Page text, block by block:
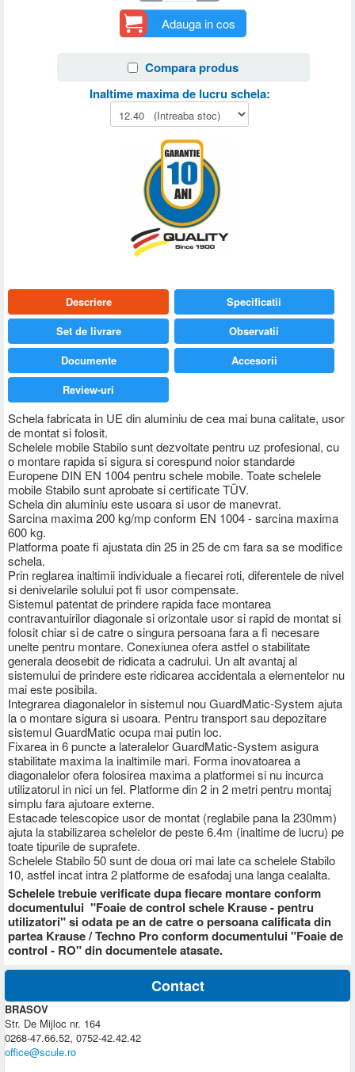
Adauga in cos
Compara produs
Inaltime maxima de lucru schela:
Descriere
Schela fabricata in UE din aluminiu de cea mai buna calitate, usor
de montat si folosit.
Schelele mobile Stabilo sunt dezvoltate pentru uz profesional, cu
o montare rapida si sigura si corespund noior standarde
Europene DIN EN 1004 pentru schele mobile. Toate schelele
mobile Stabilo sunt aprobate si certificate TÜV.
Schela din aluminiu este usoara si usor de manevrat.
Sarcina maxima 200 kg/mp conform EN 1004 - sarcina maxima
600 kg.
Platforma poate fi ajustata din 25 in 25 de cm fara sa se modifice
schela.
Prin reglarea inaltimii individuale a fiecarei roti, diferentele de nivel
si denivelarile solului pot fi usor compensate.
Sistemul patentat de prindere rapida face montarea
contravantuirilor diagonale si orizontale usor si rapid de montat si
folosit chiar si de catre o singura persoana fara a fi necesare
unelte pentru montare. Conexiunea ofera astfel o stabilitate
generala deosebit de ridicata a cadrului. Un alt avantaj al
sistemului de prindere este ridicarea accidentala a elementelor nu
mai este posibila.
Integrarea diagonalelor in sistemul nou GuardMatic-System ajuta
la o montare sigura si usoara. Pentru transport sau depozitare
sistemul GuardMatic ocupa mai putin loc.
Fixarea in 6 puncte a lateralelor GuardMatic-System asigura
stabilitate maxima la inaltimile mari. Forma inovatoarea a
diagonalelor ofera folosirea maxima a platformei si nu incurca
utilizatorul in nici un fel. Platforme din 2 in 2 metri pentru montaj
simplu fara ajutoare externe.
Estacade telescopice usor de montat (reglabile pana la 230mm)
ajuta la stabilizarea schelelor de peste 6.4m (inaltime de lucru) pe
toate tipurile de suprafete.
Schelele Stabilo 50 sunt de doua ori mai late ca schelele Stabilo
10, astfel incat intra 2 platforme de esafodaj una langa cealalta.
Schelele trebuie verificate dupa fiecare montare conform
documentului "Foaie de control schele Krause - pentru
utilizatori" si odata pe an de catre o persoana calificata din
partea Krause / Techno Pro conform documentului "Foaie de
control - RO" din documentele atasate.
Specificatii
Set de livrare
Observatii
Documente
Accesorii
Review-uri
Contact
BRASOV
Str. De Mijloc nr. 164
0268-47.66.52, 0752-42.42.42
office@scule.ro